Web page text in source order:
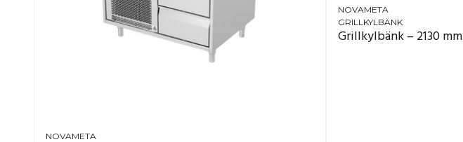
NOVAMETA
NOVAMETA
GRILLKYLBÄNK
Grillkylbänk – 2130 mm